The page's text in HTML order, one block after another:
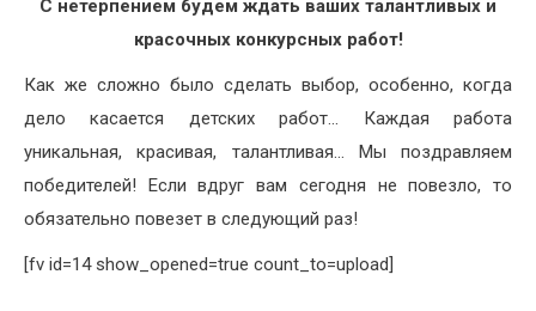
С нетерпением будем ждать ваших талантливых и
красочных конкурсных работ!
Как же сложно было сделать выбор, особенно, когда
дело касается детских работ… Каждая работа
уникальная, красивая, талантливая… Мы поздравляем
победителей! Если вдруг вам сегодня не повезло, то
обязательно повезет в следующий раз!
[fv id=14 show_opened=true count_to=upload]